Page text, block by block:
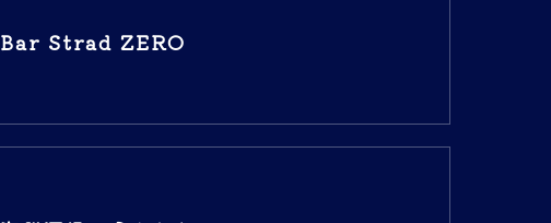
Bar Strad ZERO